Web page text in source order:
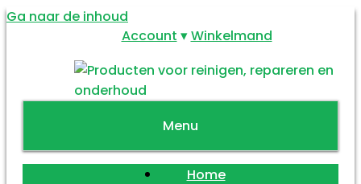
Account Winkelmand
Ga naar de inhoud
Menu
Home